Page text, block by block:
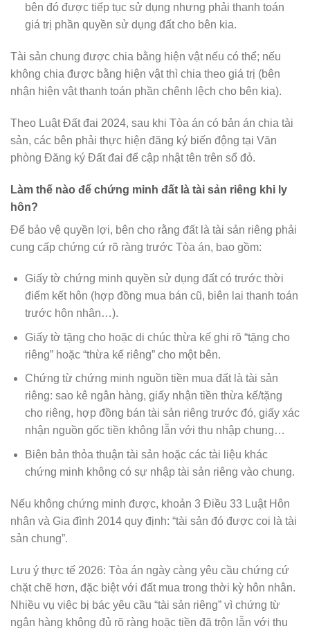
bên đó được tiếp tục sử dụng nhưng phải thanh toán
giá trị phần quyền sử dụng đất cho bên kia.
Tài sản chung được chia bằng hiện vật nếu có thể; nếu
không chia được bằng hiện vật thì chia theo giá trị (bên
nhận hiện vật thanh toán phần chênh lệch cho bên kia).
Theo Luật Đất đai 2024, sau khi Tòa án có bản án chia tài
sản, các bên phải thực hiện đăng ký biến động tại Văn
phòng Đăng ký Đất đai để cập nhật tên trên sổ đỏ.
Làm thế nào để chứng minh đất là tài sản riêng khi ly
hôn?
Để bảo vệ quyền lợi, bên cho rằng đất là tài sản riêng phải
cung cấp chứng cứ rõ ràng trước Tòa án, bao gồm:
Giấy tờ chứng minh quyền sử dụng đất có trước thời
điểm kết hôn (hợp đồng mua bán cũ, biên lai thanh toán
trước hôn nhân…).
Giấy tờ tặng cho hoặc di chúc thừa kế ghi rõ “tặng cho
riêng” hoặc “thừa kế riêng” cho một bên.
Chứng từ chứng minh nguồn tiền mua đất là tài sản
riêng: sao kê ngân hàng, giấy nhận tiền thừa kế/tặng
cho riêng, hợp đồng bán tài sản riêng trước đó, giấy xác
nhận nguồn gốc tiền không lẫn với thu nhập chung…
Biên bản thỏa thuận tài sản hoặc các tài liệu khác
chứng minh không có sự nhập tài sản riêng vào chung.
Nếu không chứng minh được, khoản 3 Điều 33 Luật Hôn
nhân và Gia đình 2014 quy định: “tài sản đó được coi là tài
sản chung”.
Lưu ý thực tế 2026: Tòa án ngày càng yêu cầu chứng cứ
chặt chẽ hơn, đặc biệt với đất mua trong thời kỳ hôn nhân.
Nhiều vụ việc bị bác yêu cầu “tài sản riêng” vì chứng từ
ngân hàng không đủ rõ ràng hoặc tiền đã trộn lẫn với thu